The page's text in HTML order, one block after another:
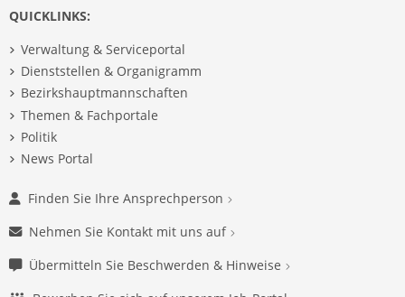
QUICKLINKS:
Verwaltung & Serviceportal
Dienststellen & Organigramm
Bezirkshauptmannschaften
Themen & Fachportale
Politik
News Portal
Finden Sie Ihre Ansprechperson
Nehmen Sie Kontakt mit uns auf
Übermitteln Sie Beschwerden & Hinweise